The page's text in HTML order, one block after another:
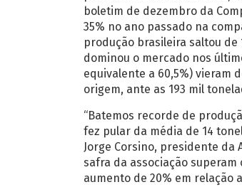
boletim de dezembro da
35% no ano passado na
produção brasileira saltou de
dominou o mercado nos
equivalente a 60,5%) vieram
origem, ante as 193 mil
“Batemos recorde de
fez pular da média de 14
Jorge Corsino, presidente da
safra da associação superam
aumento de 20% em relação